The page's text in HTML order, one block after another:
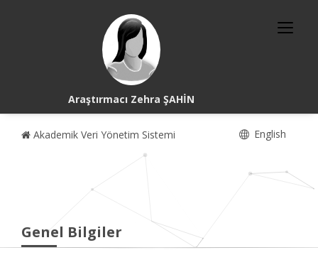
Araştırmacı Zehra ŞAHİN
Akademik Veri Yönetim Sistemi English
Genel Bilgiler